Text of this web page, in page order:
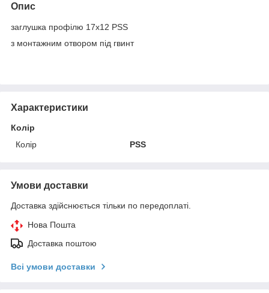
Опис
заглушка профілю 17х12 PSS
з монтажним отвором під гвинт
Характеристики
Колір
Колір
PSS
Умови доставки
Доставка здійснюється тільки по передоплаті.
Нова Пошта
Доставка поштою
Всі умови доставки